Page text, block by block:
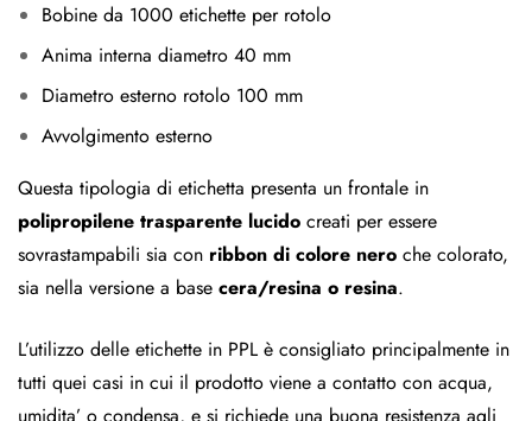
Bobine da 1000 etichette per rotolo
Anima interna diametro 40 mm
Diametro esterno rotolo 100 mm
Avvolgimento esterno
Questa tipologia di etichetta presenta un frontale in
polipropilene trasparente lucido creati per essere
sovrastampabili sia con ribbon di colore nero che colorato,
sia nella versione a base cera/resina o resina.
L’utilizzo delle etichette in PPL è consigliato principalmente in
tutti quei casi in cui il prodotto viene a contatto con acqua,